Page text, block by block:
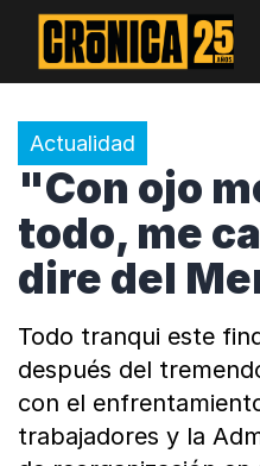
Actualidad
"Con ojo
todo, me
dire del
Todo tranqui este
después del
con el
trabajadores y la